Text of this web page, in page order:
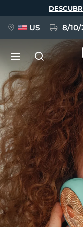
US 8/10/
NUEVO
FAQ™ Pure
BREAKING
issa™ Teeth
Idioma
English
Français
Polski
Türkçe